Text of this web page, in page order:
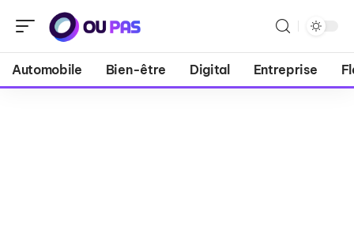
Automobile Bien-être Digital Entreprise